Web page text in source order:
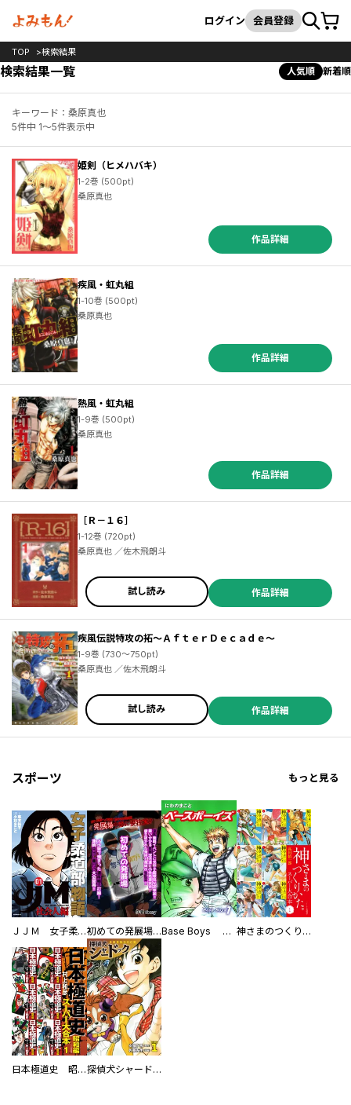
検索
ログイン 会員登録カート
TOP 検索結果
検索結果一覧 人気順 新着順
キーワード：桑原真也
5件中 1～5件表示中
姫剣（ヒメハバキ）
1-2巻 (500pt)
桑原真也
作品詳細
疾風・虹丸組
1-10巻 (500pt)
桑原真也
作品詳細
熱風・虹丸組
1-9巻 (500pt)
桑原真也
作品詳細
［Ｒ－１６］
1-12巻 (720pt)
桑原真也 ／佐木飛朗斗
試し読み 作品詳細
疾風伝説特攻の拓～ＡｆｔｅｒＤｅｃａｄｅ～
1-9巻 (730～750pt)
桑原真也 ／佐木飛朗斗
試し読み 作品詳細
スポーツ もっと見る
ＪＪＭ 女子柔道部物語 社会人編 初めての発展場 【白抜き修正版】 Base Boys 新装版 神さまのつくりかた。スーパー大合本
日本極道史 昭和編 スーパー大合本 探偵犬シャードック（新装版）